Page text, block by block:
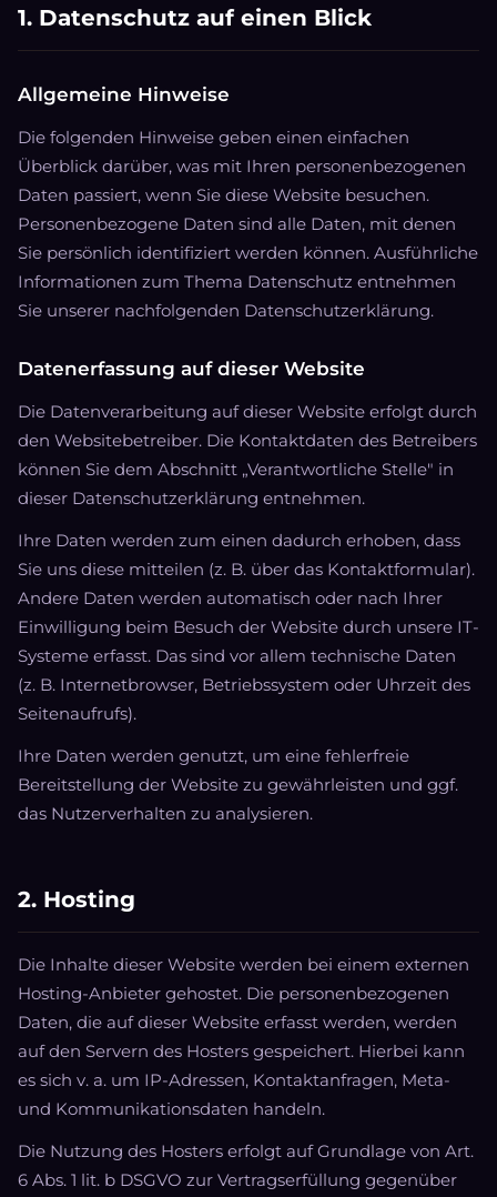
1. Datenschutz auf einen Blick
Allgemeine Hinweise
Die folgenden Hinweise geben einen einfachen
Überblick darüber, was mit Ihren personenbezogenen
Daten passiert, wenn Sie diese Website besuchen.
Personenbezogene Daten sind alle Daten, mit denen
Sie persönlich identifiziert werden können. Ausführliche
Informationen zum Thema Datenschutz entnehmen
Sie unserer nachfolgenden Datenschutzerklärung.
Datenerfassung auf dieser Website
Die Datenverarbeitung auf dieser Website erfolgt durch
den Websitebetreiber. Die Kontaktdaten des Betreibers
können Sie dem Abschnitt „Verantwortliche Stelle" in
dieser Datenschutzerklärung entnehmen.
Ihre Daten werden zum einen dadurch erhoben, dass
Sie uns diese mitteilen (z. B. über das Kontaktformular).
Andere Daten werden automatisch oder nach Ihrer
Einwilligung beim Besuch der Website durch unsere IT-
Systeme erfasst. Das sind vor allem technische Daten
(z. B. Internetbrowser, Betriebssystem oder Uhrzeit des
Seitenaufrufs).
Ihre Daten werden genutzt, um eine fehlerfreie
Bereitstellung der Website zu gewährleisten und ggf.
das Nutzerverhalten zu analysieren.
2. Hosting
Die Inhalte dieser Website werden bei einem externen
Hosting-Anbieter gehostet. Die personenbezogenen
Daten, die auf dieser Website erfasst werden, werden
auf den Servern des Hosters gespeichert. Hierbei kann
es sich v. a. um IP-Adressen, Kontaktanfragen, Meta-
und Kommunikationsdaten handeln.
Die Nutzung des Hosters erfolgt auf Grundlage von Art.
6 Abs. 1 lit. b DSGVO zur Vertragserfüllung gegenüber